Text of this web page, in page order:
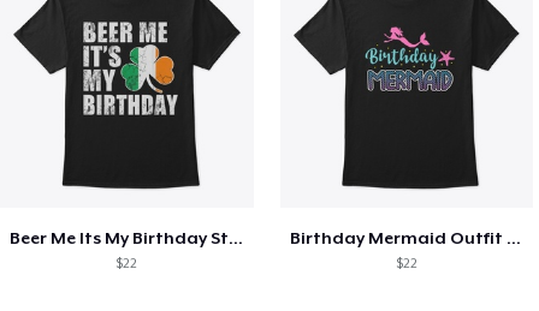
Beer Me Its My Birthday St Patricks Day
$22
Birthday Mermaid Outfit Costume
$22